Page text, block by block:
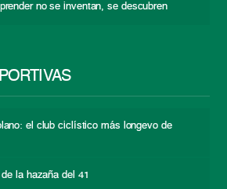
no se inventan, se descubren
el club ciclístico más longevo de
la hazaña del 41